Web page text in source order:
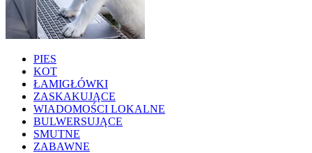
PIES
KOT
ŁAMIGŁÓWKI
ZASKAKUJĄCE
WIADOMOŚCI LOKALNE
BULWERSUJĄCE
SMUTNE
ZABAWNE